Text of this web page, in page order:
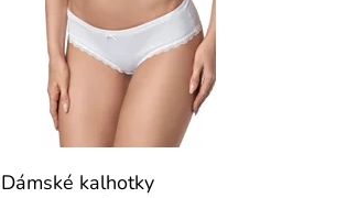
Dámské kalhotky